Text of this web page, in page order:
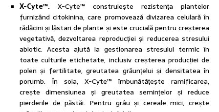
X-Cyte™. X-Cyte™ construiește rezistența plantelor
furnizând citokinina, care promovează divizarea celulară în
rădăcini și lăstari de plante și este crucială pentru creșterea
vegetativă, dezvoltarea reproducției și reducerea stresului
abiotic. Acesta ajută la gestionarea stresului termic în
toate culturile etichetate, inclusiv creșterea producției de
polen și fertilitate, greutatea grăunțelui și densitatea în
porumb. În soia, X-Cyte™ îmbunătățește ramificarea,
crește dimensiunea și greutatea semințelor și reduce
pierderile de păstăi. Pentru grâu și cereale mici, crește